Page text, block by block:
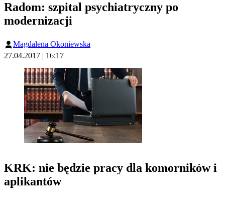
Radom: szpital psychiatryczny po
modernizacji
Magdalena Okoniewska
27.04.2017 | 16:17
KRK: nie będzie pracy dla komorników i
aplikantów